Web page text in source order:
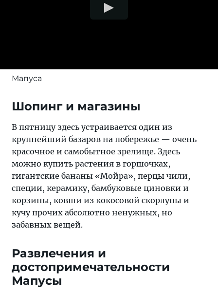
Мапуса
Шопинг и магазины
В пятницу здесь устраивается один из
крупнейший базаров на побережье — очень
красочное и самобытное зрелище. Здесь
можно купить растения в горшочках,
гигантские бананы «Мойра», перцы чили,
специи, керамику, бамбуковые циновки и
корзины, ковши из кокосовой скорлупы и
кучу прочих абсолютно ненужных, но
забавных вещей.
Развлечения и
достопримечательности
Мапусы